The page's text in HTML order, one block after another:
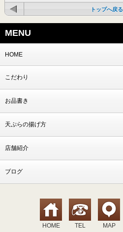
トップへ戻る
MENU
HOME
こだわり
お品書き
天ぷらの揚げ方
店舗紹介
ブログ
HOME TEL MAP